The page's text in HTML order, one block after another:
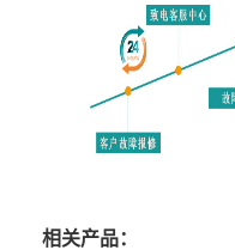
相关产品：